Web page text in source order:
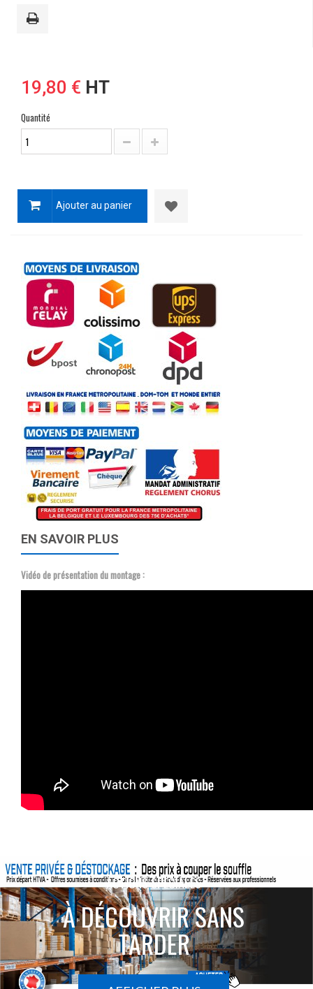
19,80 € HT
Quantité
Ajouter au panier
EN SAVOIR PLUS
Vidéo de présentation du montage :
ACTIONS SPÉCIALES
À DÉCOUVRIR SANS
TARDER